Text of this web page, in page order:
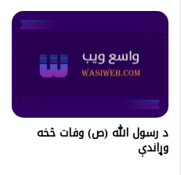
د رسول الله (ص) وفات څخه
وړاندې